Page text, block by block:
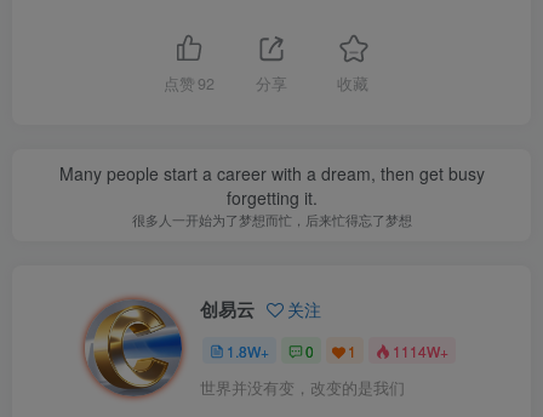
点赞 92 分享 收藏
Many people start a career with a dream, then get busy
forgetting it.
很多人一开始为了梦想而忙，后来忙得忘了梦想
创易云 关注
1.8W+ 0 1 1114W+
世界并没有变，改变的是我们